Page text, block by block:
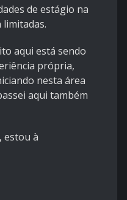
de estágio na
limitadas.
aqui está sendo
própria,
nesta área
aqui também
estou à